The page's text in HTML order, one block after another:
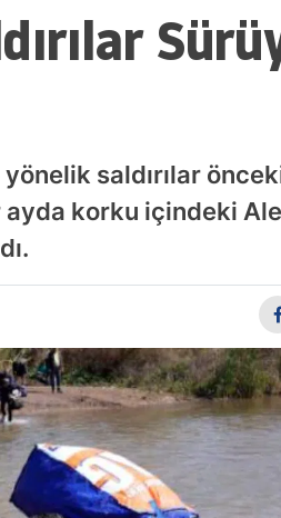
saldırılar
korku içindeki